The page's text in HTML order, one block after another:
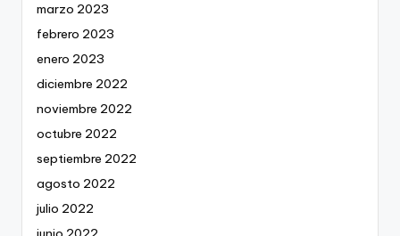
marzo 2023
febrero 2023
enero 2023
diciembre 2022
noviembre 2022
octubre 2022
septiembre 2022
agosto 2022
julio 2022